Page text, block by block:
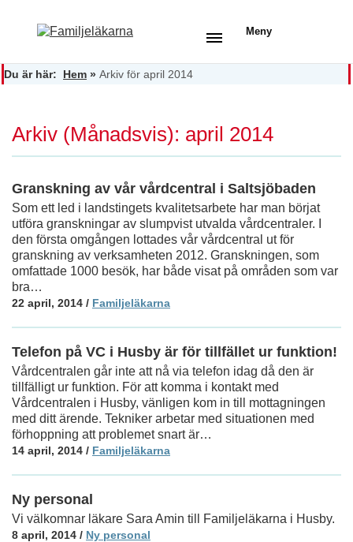
Meny
Du är här: Hem » Arkiv för april 2014
Arkiv (Månadsvis): april 2014
Granskning av vår vårdcentral i Saltsjöbaden
Som ett led i landstingets kvalitetsarbete har man börjat
utföra granskningar av slumpvist utvalda vårdcentraler. I
den första omgången lottades vår vårdcentral ut för
granskning av verksamheten 2012. Granskningen, som
omfattade 1000 besök, har både visat på områden som var
bra…
22 april, 2014 / Familjeläkarna
Telefon på VC i Husby är för tillfället ur funktion!
Vårdcentralen går inte att nå via telefon idag då den är
tillfälligt ur funktion. För att komma i kontakt med
Vårdcentralen i Husby, vänligen kom in till mottagningen
med ditt ärende. Tekniker arbetar med situationen med
förhoppning att problemet snart är…
14 april, 2014 / Familjeläkarna
Ny personal
Vi välkomnar läkare Sara Amin till Familjeläkarna i Husby.
8 april, 2014 / Ny personal